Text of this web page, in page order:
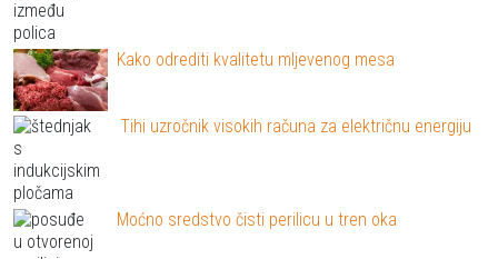
Kako odrediti kvalitetu mljevenog mesa
Tihi uzročnik visokih računa za električnu energiju
Moćno sredstvo čisti perilicu u tren oka